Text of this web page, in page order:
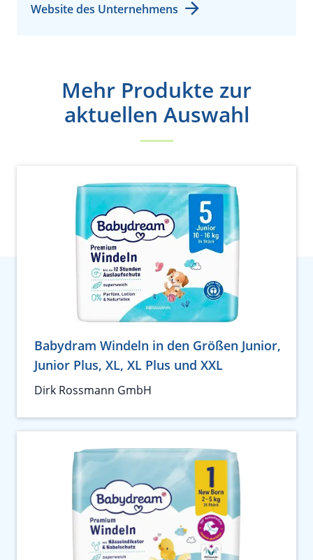
Website des Unternehmens
Mehr Produkte zur
aktuellen Auswahl
Babydram Windeln in den Größen Junior,
Junior Plus, XL, XL Plus und XXL
Dirk Rossmann GmbH